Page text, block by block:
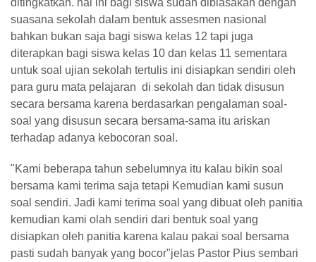
suasana sekolah dalam bentuk assesmen nasional
bahkan bukan saja bagi siswa kelas 12 tapi juga
diterapkan bagi siswa kelas 10 dan kelas 11 sementara
untuk soal ujian sekolah tertulis ini disiapkan sendiri oleh
para guru mata pelajaran di sekolah dan tidak disusun
secara bersama karena berdasarkan pengalaman soal-
soal yang disusun secara bersama-sama itu ariskan
terhadap adanya kebocoran soal.
"Kami beberapa tahun sebelumnya itu kalau bikin soal
bersama kami terima saja tetapi Kemudian kami susun
soal sendiri. Jadi kami terima soal yang dibuat oleh panitia
kemudian kami olah sendiri dari bentuk soal yang
disiapkan oleh panitia karena kalau pakai soal bersama
pasti sudah banyak yang bocor"jelas Pastor Pius sembari